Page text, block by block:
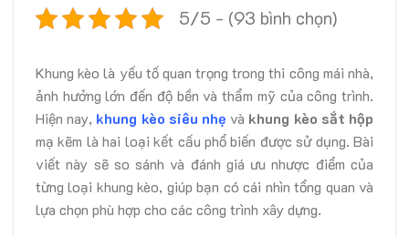
5/5 - (93 bình chọn)
Khung kèo là yếu tố quan trọng trong thi công mái nhà,
ảnh hưởng lớn đến độ bền và thẩm mỹ của công trình.
Hiện nay, khung kèo siêu nhẹ và khung kèo sắt hộp
mạ kẽm là hai loại kết cấu phổ biến được sử dụng. Bài
viết này sẽ so sánh và đánh giá ưu nhược điểm của
từng loại khung kèo, giúp bạn có cái nhìn tổng quan và
lựa chọn phù hợp cho các công trình xây dựng.